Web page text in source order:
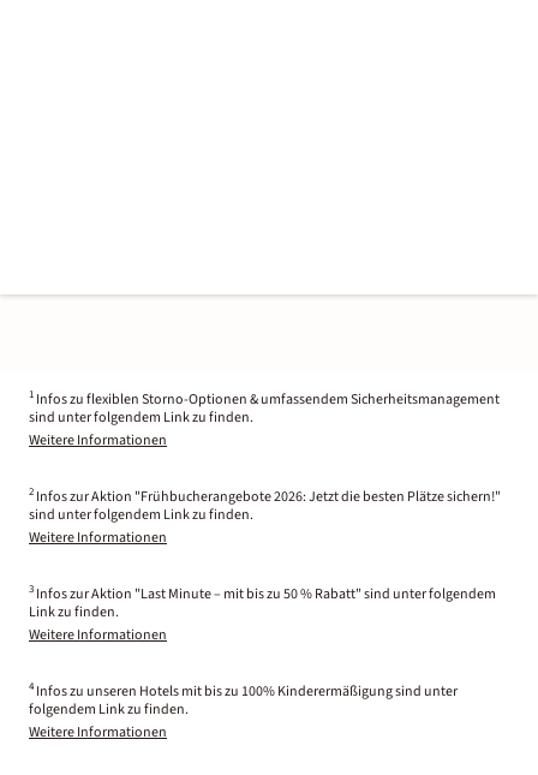
1 Infos zu flexiblen Storno-Optionen & umfassendem Sicherheitsmanagement
sind unter folgendem Link zu finden.
Weitere Informationen
2 Infos zur Aktion "Frühbucherangebote 2026: Jetzt die besten Plätze sichern!"
sind unter folgendem Link zu finden.
Weitere Informationen
3 Infos zur Aktion "Last Minute – mit bis zu 50 % Rabatt" sind unter folgendem
Link zu finden.
Weitere Informationen
4 Infos zu unseren Hotels mit bis zu 100% Kinderermäßigung sind unter
folgendem Link zu finden.
Weitere Informationen